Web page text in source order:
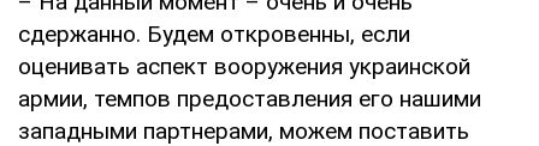
сдержанно. Будем откровенны, если
оценивать аспект вооружения украинской
армии, темпов предоставления его нашими
западными партнерами, можем поставить